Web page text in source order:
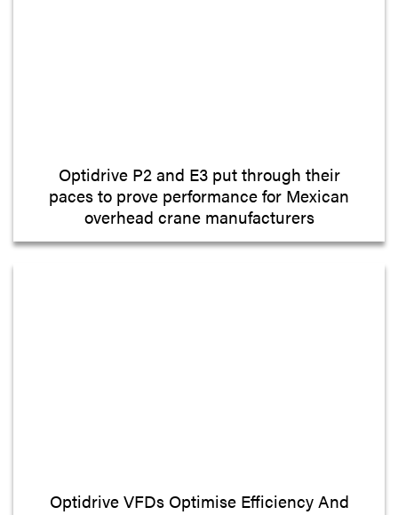
Optidrive P2 and E3 put through their
paces to prove performance for Mexican
overhead crane manufacturers
Optidrive VFDs Optimise Efficiency And